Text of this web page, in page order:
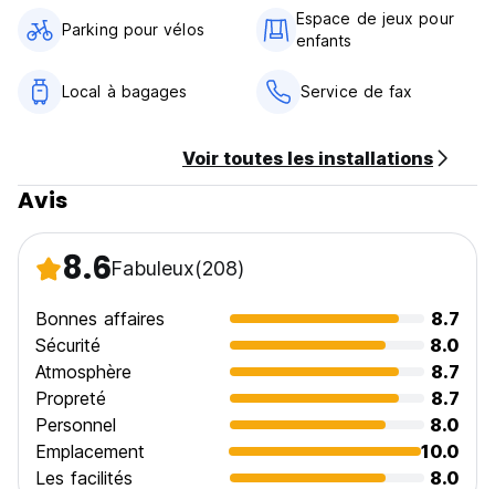
Parking pour vélos
Espace de jeux pour
enfants
Local à bagages Service de fax
Voir toutes les installations
Avis
8.6Fabuleux(208)
Bonnes affaires
8.7
Sécurité
8.0
Atmosphère
8.7
Propreté
8.7
Personnel
8.0
Emplacement
10.0
Les facilités
8.0